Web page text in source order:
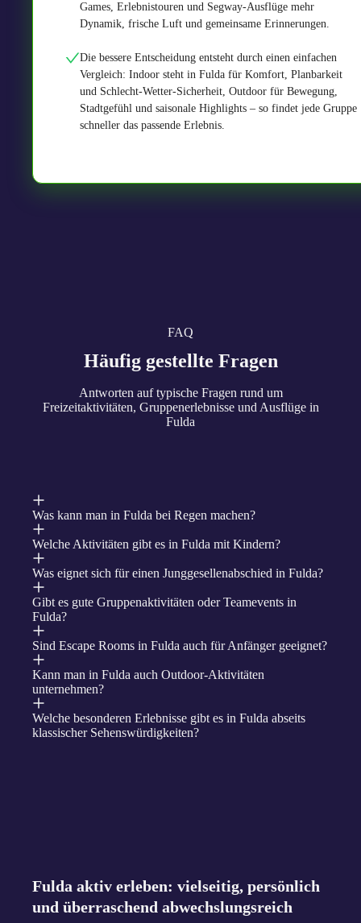
Games, Erlebnistouren und Segway-Ausflüge mehr
Dynamik, frische Luft und gemeinsame Erinnerungen.
Die bessere Entscheidung entsteht durch einen einfachen
Vergleich: Indoor steht in Fulda für Komfort, Planbarkeit
und Schlecht-Wetter-Sicherheit, Outdoor für Bewegung,
Stadtgefühl und saisonale Highlights – so findet jede Gruppe
schneller das passende Erlebnis.
FAQ
Häufig gestellte Fragen
Antworten auf typische Fragen rund um
Freizeitaktivitäten, Gruppenerlebnisse und Ausflüge in
Fulda
Was kann man in Fulda bei Regen machen?
Welche Aktivitäten gibt es in Fulda mit Kindern?
Was eignet sich für einen Junggesellenabschied in Fulda?
Gibt es gute Gruppenaktivitäten oder Teamevents in
Fulda?
Sind Escape Rooms in Fulda auch für Anfänger geeignet?
Kann man in Fulda auch Outdoor-Aktivitäten
unternehmen?
Welche besonderen Erlebnisse gibt es in Fulda abseits
klassischer Sehenswürdigkeiten?
Fulda aktiv erleben: vielseitig, persönlich
und überraschend abwechslungsreich